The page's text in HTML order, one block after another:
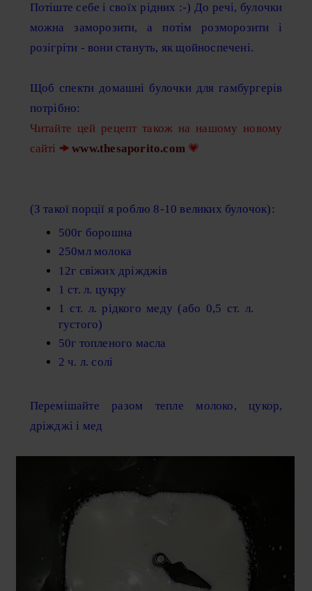
Потіште себе і своїх рідних :-) До речі, булочки
можна заморозити, а потім розморозити і
розігріти - вони стануть, як щойноспечені.
Щоб спекти домашні булочки для гамбургерів
потрібно:
Читайте цей рецепт також на нашому новому
сайті 🠞www.thesaporito.com 💗
(З такої порції я роблю 8-10 великих булочок):
500г борошна
250мл молока
12г свіжих дріжджів
1 ст. л. цукру
1 ст. л. рідкого меду (або 0,5 ст. л.
густого)
50г топленого масла
2 ч. л. солі
Перемішайте разом тепле молоко, цукор,
дріжджі і мед